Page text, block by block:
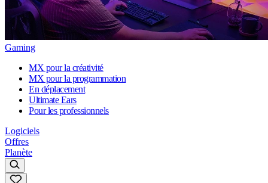
Gaming
MX pour la créativité
MX pour la programmation
En déplacement
Ultimate Ears
Pour les professionnels
Logiciels
Offres
Planète